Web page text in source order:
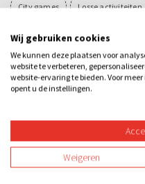
City games Losse activiteiten
Teamuitje Groepsuitje
Buiten Spel
Wij gebruiken cookies
We kunnen deze plaatsen voor
website te verbeteren,
website-ervaring te bieden. Voor
opent u de instellingen.
Weigeren